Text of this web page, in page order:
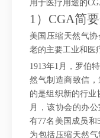
用于医疗用途的
1）CGA简
美国压缩天然气
老的主要工业和医
1913年1月，罗伯
然气制造商致信
的是组织新的行业
月，该协会的办
有77名美国成员和
为包括压缩天然